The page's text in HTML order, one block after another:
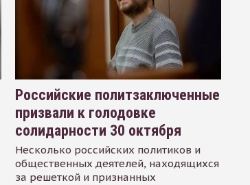
Российские политзаключенные
призвали к голодовке
солидарности 30 октября
Несколько российских политиков и
общественных деятелей, находящихся
за решеткой и признанных